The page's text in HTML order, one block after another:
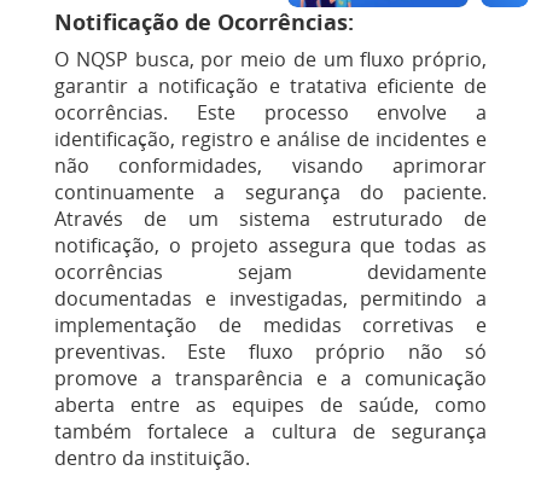
Notificação de Ocorrências:
O NQSP busca, por meio de um fluxo próprio,
garantir a notificação e tratativa eficiente de
ocorrências. Este processo envolve a
identificação, registro e análise de incidentes e
não conformidades, visando aprimorar
continuamente a segurança do paciente.
Através de um sistema estruturado de
notificação, o projeto assegura que todas as
ocorrências sejam devidamente
documentadas e investigadas, permitindo a
implementação de medidas corretivas e
preventivas. Este fluxo próprio não só
promove a transparência e a comunicação
aberta entre as equipes de saúde, como
também fortalece a cultura de segurança
dentro da instituição.